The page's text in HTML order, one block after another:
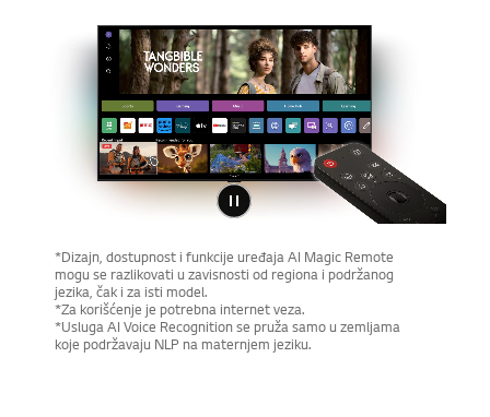
*Dizajn, dostupnost i funkcije uređaja AI Magic Remote
mogu se razlikovati u zavisnosti od regiona i podržanog
jezika, čak i za isti model.
*Za korišćenje je potrebna internet veza.
*Usluga AI Voice Recognition se pruža samo u zemljama
koje podržavaju NLP na maternjem jeziku.